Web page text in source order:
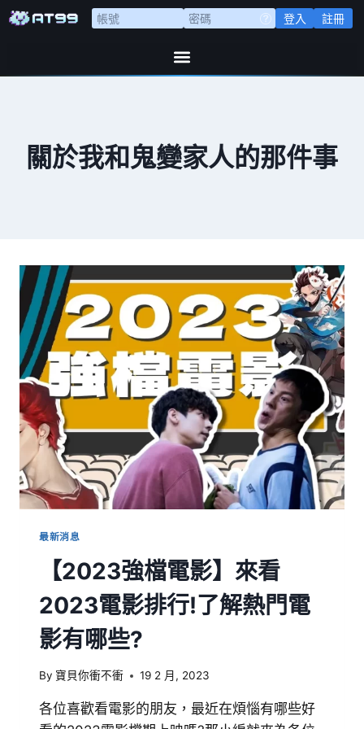
登入 註冊
關於我和鬼變家人的那件事
最新消息
【2023強檔電影】來看
2023電影排行!了解熱門電
影有哪些?
By 寶貝你衝不衝 19 2 月, 2023
各位喜歡看電影的朋友，最近在煩惱有哪些好